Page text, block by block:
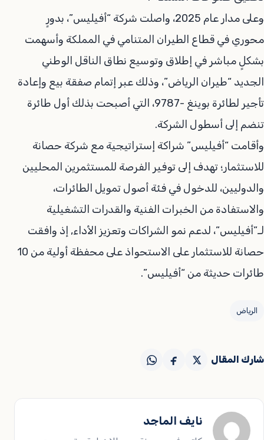
وعلى مدار عام 2025، واصلت شركة “أفيليس”، بدورٍ
محوري في قطاع الطيران المتنامي في المملكة وأسهمت
بشكلٍ مباشر في إطلاق وتوسيع نطاق الناقل الوطني
الجديد “طيران الرياض”، وذلك عبر إتمام صفقة بيع وإعادة
تأجير لطائرة بوينغ -9787، التي أصبحت بذلك أول طائرة
تنضم إلى أسطول الشركة.
وأقامت “أفيليس” شراكة إستراتيجية مع شركة حصانة
للاستثمار؛ تهدف إلى توفير الفرصة للمستثمرين المحليين
والدوليين، للدخول في فئة أصول تمويل الطائرات،
والاستفادة من الخبرات الفنية والقدرات التشغيلية
لـ”أفيليس”، لدعم نمو الشراكات وتعزيز الأداء, إذ وافقت
حصانة للاستثمار على الاستحواذ على محفظة أولية من 10
طائرات حديثة من “أفيليس”.
الرياض
شارك المقال
نايف الماجد